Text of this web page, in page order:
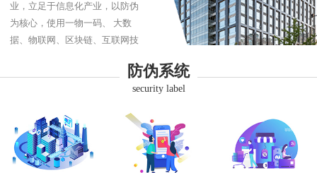
业，立足于信息化产业，以防伪
为核心，使用一物一码、 大数
据、物联网、区块链、互联网技
防窜货、追溯系统、商品溯源、防伪系统
security label